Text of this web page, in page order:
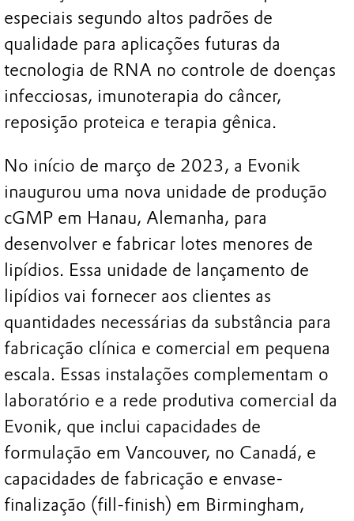
especiais segundo altos padrões de
qualidade para aplicações futuras da
tecnologia de RNA no controle de doenças
infecciosas, imunoterapia do câncer,
reposição proteica e terapia gênica.
No início de março de 2023, a Evonik
inaugurou uma nova unidade de produção
cGMP em Hanau, Alemanha, para
desenvolver e fabricar lotes menores de
lipídios. Essa unidade de lançamento de
lipídios vai fornecer aos clientes as
quantidades necessárias da substância para
fabricação clínica e comercial em pequena
escala. Essas instalações complementam o
laboratório e a rede produtiva comercial da
Evonik, que inclui capacidades de
formulação em Vancouver, no Canadá, e
capacidades de fabricação e envase-
finalização (fill-finish) em Birmingham,